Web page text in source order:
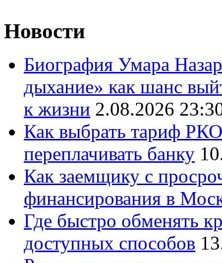
Новости
Биография Умара
дыхание» как шанс
к жизни 2.08.2026
Как выбрать тариф
переплачивать банку
Как заемщику с
финансирования в
Где быстро обменять
доступных способов